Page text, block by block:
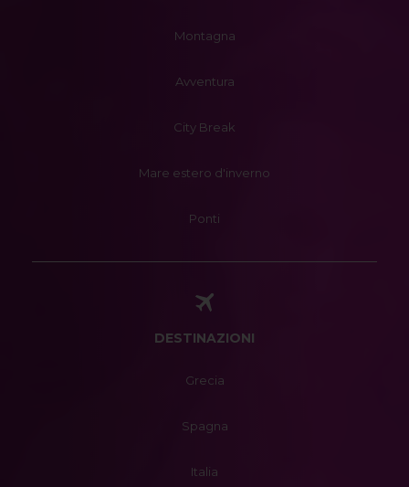
Montagna
Avventura
City Break
Mare estero d'inverno
Ponti
DESTINAZIONI
Grecia
Spagna
Italia